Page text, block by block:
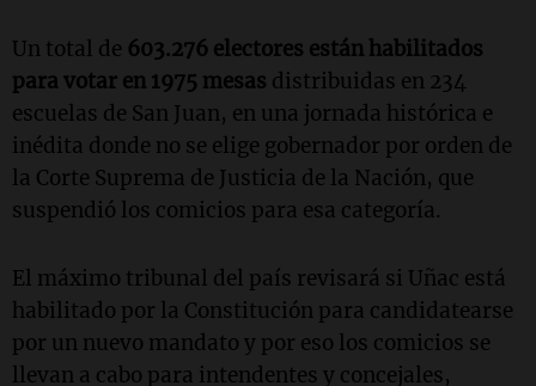
Un total de 603.276 electores están habilitados
para votar en 1975 mesas distribuidas en 234
escuelas de San Juan, en una jornada histórica e
inédita donde no se elige gobernador por orden de
la Corte Suprema de Justicia de la Nación, que
suspendió los comicios para esa categoría.
El máximo tribunal del país revisará si Uñac está
habilitado por la Constitución para candidatearse
por un nuevo mandato y por eso los comicios se
llevan a cabo para intendentes y concejales,